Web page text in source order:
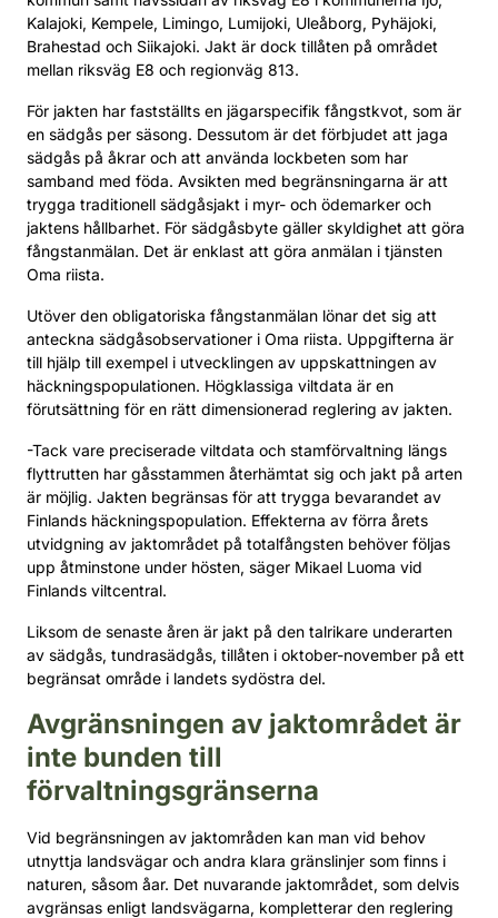
Kalajoki, Kempele, Limingo, Lumijoki, Uleåborg, Pyhäjoki,
Brahestad och Siikajoki. Jakt är dock tillåten på området
mellan riksväg E8 och regionväg 813.
För jakten har fastställts en jägarspecifik fångstkvot, som är
en sädgås per säsong. Dessutom är det förbjudet att jaga
sädgås på åkrar och att använda lockbeten som har
samband med föda. Avsikten med begränsningarna är att
trygga traditionell sädgåsjakt i myr- och ödemarker och
jaktens hållbarhet. För sädgåsbyte gäller skyldighet att göra
fångstanmälan. Det är enklast att göra anmälan i tjänsten
Oma riista.
Utöver den obligatoriska fångstanmälan lönar det sig att
anteckna sädgåsobservationer i Oma riista. Uppgifterna är
till hjälp till exempel i utvecklingen av uppskattningen av
häckningspopulationen. Högklassiga viltdata är en
förutsättning för en rätt dimensionerad reglering av jakten.
-Tack vare preciserade viltdata och stamförvaltning längs
flyttrutten har gåsstammen återhämtat sig och jakt på arten
är möjlig. Jakten begränsas för att trygga bevarandet av
Finlands häckningspopulation. Effekterna av förra årets
utvidgning av jaktområdet på totalfångsten behöver följas
upp åtminstone under hösten, säger Mikael Luoma vid
Finlands viltcentral.
Liksom de senaste åren är jakt på den talrikare underarten
av sädgås, tundrasädgås, tillåten i oktober-november på ett
begränsat område i landets sydöstra del.
Avgränsningen av jaktområdet är
inte bunden till
förvaltningsgränserna
Vid begränsningen av jaktområden kan man vid behov
utnyttja landsvägar och andra klara gränslinjer som finns i
naturen, såsom åar. Det nuvarande jaktområdet, som delvis
avgränsas enligt landsvägarna, kompletterar den reglering